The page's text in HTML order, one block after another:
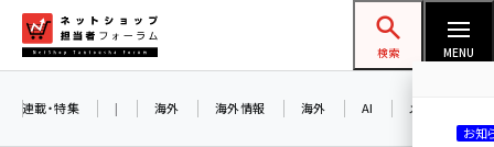
ン
ネットショップ担当者フォーラム
検索 MENU
連載・特集 | 海外 海外情報 海外 AI メタバース
お知